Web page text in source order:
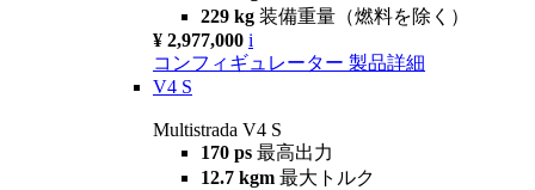
229 kg 装備重量（燃料を除く）
¥ 2,977,000 i
コンフィギュレーター 製品詳細
V4 S
Multistrada V4 S
170 ps 最高出力
12.7 kgm 最大トルク